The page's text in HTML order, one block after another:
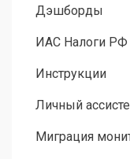
Дэшборды
ИАС Налоги РФ
Инструкции
Личный
Миграция